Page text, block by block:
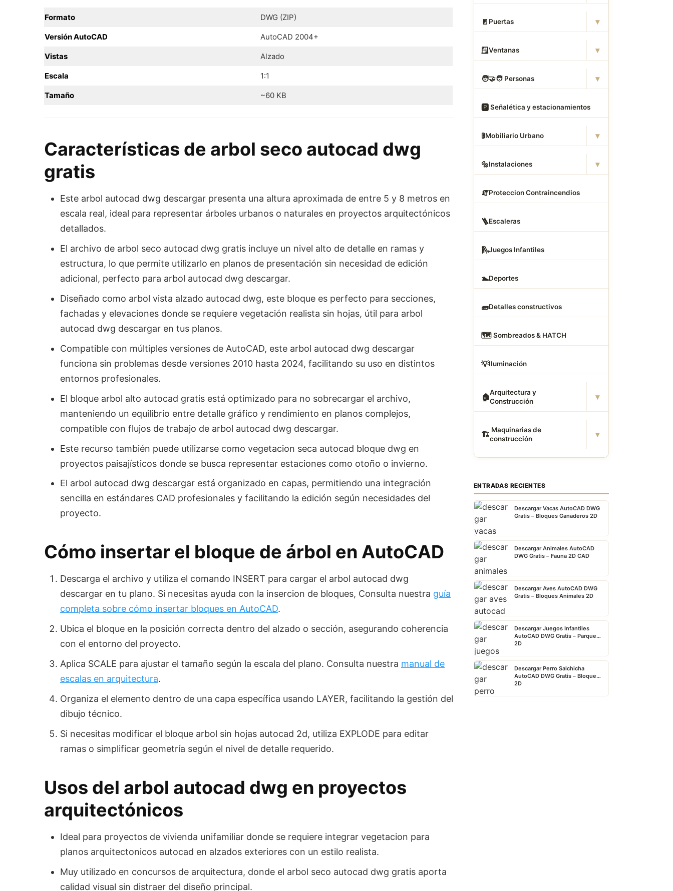
Formato DWG (ZIP)
Versión AutoCAD AutoCAD 2004+
Vistas Alzado
Escala 1:1
Tamaño ~60 KB
Características de arbol seco autocad dwg
gratis
Este arbol autocad dwg descargar presenta una altura aproximada de entre 5 y 8 metros en
escala real, ideal para representar árboles urbanos o naturales en proyectos arquitectónicos
detallados.
El archivo de arbol seco autocad dwg gratis incluye un nivel alto de detalle en ramas y
estructura, lo que permite utilizarlo en planos de presentación sin necesidad de edición
adicional, perfecto para arbol autocad dwg descargar.
Diseñado como arbol vista alzado autocad dwg, este bloque es perfecto para secciones,
fachadas y elevaciones donde se requiere vegetación realista sin hojas, útil para arbol
autocad dwg descargar en tus planos.
Compatible con múltiples versiones de AutoCAD, este arbol autocad dwg descargar
funciona sin problemas desde versiones 2010 hasta 2024, facilitando su uso en distintos
entornos profesionales.
El bloque arbol alto autocad gratis está optimizado para no sobrecargar el archivo,
manteniendo un equilibrio entre detalle gráfico y rendimiento en planos complejos,
compatible con flujos de trabajo de arbol autocad dwg descargar.
Este recurso también puede utilizarse como vegetacion seca autocad bloque dwg en
proyectos paisajísticos donde se busca representar estaciones como otoño o invierno.
El arbol autocad dwg descargar está organizado en capas, permitiendo una integración
sencilla en estándares CAD profesionales y facilitando la edición según necesidades del
proyecto.
Cómo insertar el bloque de árbol en AutoCAD
Descarga el archivo y utiliza el comando INSERT para cargar el arbol autocad dwg
descargar en tu plano. Si necesitas ayuda con la insercion de bloques, Consulta nuestra guía
completa sobre cómo insertar bloques en AutoCAD.
Ubica el bloque en la posición correcta dentro del alzado o sección, asegurando coherencia
con el entorno del proyecto.
Aplica SCALE para ajustar el tamaño según la escala del plano. Consulta nuestra manual de
escalas en arquitectura.
Organiza el elemento dentro de una capa específica usando LAYER, facilitando la gestión del
dibujo técnico.
Si necesitas modificar el bloque arbol sin hojas autocad 2d, utiliza EXPLODE para editar
ramas o simplificar geometría según el nivel de detalle requerido.
Usos del arbol autocad dwg en proyectos
arquitectónicos
Ideal para proyectos de vivienda unifamiliar donde se requiere integrar vegetacion para
planos arquitectonicos autocad en alzados exteriores con un estilo realista.
Muy utilizado en concursos de arquitectura, donde el arbol seco autocad dwg gratis aporta
calidad visual sin distraer del diseño principal.
🚪 Puertas ▾
🪟Ventanas ▾
🧑‍🤝‍🧑 Personas ▾
🅿️ Señalética y estacionamientos
🚦Mobiliario Urbano ▾
🔩Instalaciones ▾
🧯Proteccion Contraincendios
🪜Escaleras
🛝Juegos Infantiles
🏊Deportes
🧱Detalles constructivos
🗺️ Sombreados & HATCH
💡Iluminación
🏠Arquitectura y
Construcción
▾
🏗 ️ Maquinarias de
construcción
▾
ENTRADAS RECIENTES
Descargar Vacas AutoCAD DWG
Gratis – Bloques Ganaderos 2D
Descargar Animales AutoCAD
DWG Gratis – Fauna 2D CAD
Descargar Aves AutoCAD DWG
Gratis – Bloques Animales 2D
Descargar Juegos Infantiles
AutoCAD DWG Gratis – Parque
2D
Descargar Perro Salchicha
AutoCAD DWG Gratis – Bloque
2D